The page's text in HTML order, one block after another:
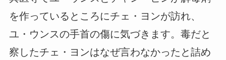
を作っているところにチェ・ヨンが訪れ、
ユ・ウンスの手首の傷に気づきます。毒だと
察したチェ・ヨンはなぜ言わなかったと詰め